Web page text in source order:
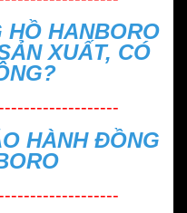
HANBORO
XUẤT, CÓ
HÀNH ĐỒNG